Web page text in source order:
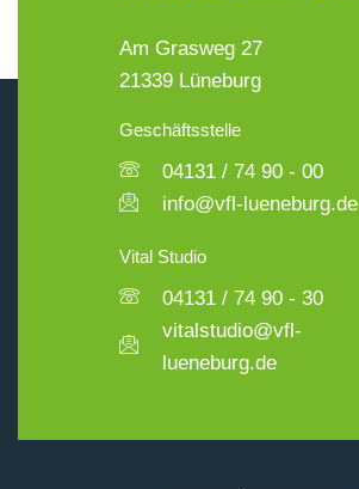
Am Grasweg 27
21339 Lüneburg
Geschäftsstelle
04131 / 74 90 - 00
info@vfl-lueneburg.de
Vital Studio
04131 / 74 90 - 30
vitalstudio@vfl-
lueneburg.de